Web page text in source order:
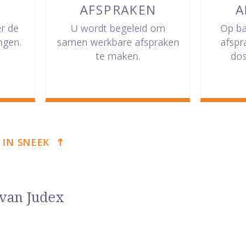
de
AFSPRAKEN
U wordt begeleid om
samen werkbare afspraken
te maken.
Op
SNEEK
Judex